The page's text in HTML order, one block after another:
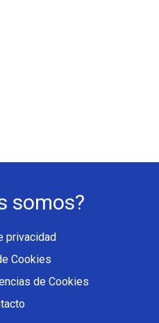
somos?
privacidad
Cookies
de Cookies